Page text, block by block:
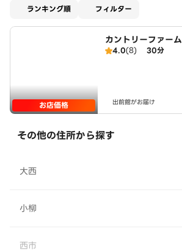
ランキング順 フィルター
お店価格
カントリーファーム
4.0(8) 30分
出前館がお届け
その他の住所から探す
大西
小柳
西市